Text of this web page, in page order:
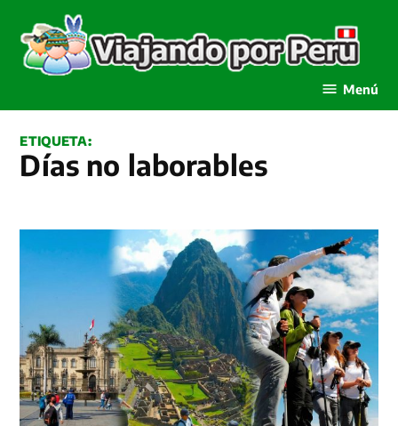
contenido
Menú
ETIQUETA:
días no laborables